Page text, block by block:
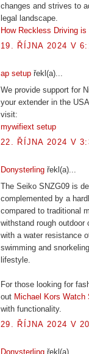
changes and strives to
legal landscape.
How Reckless Driving
19. ŘÍJNA 2024 V
ap setup řekl(a)...
We provide support for
your extender in the
visit:
mywifiext setup
22. ŘÍJNA 2024 V
Donysterling řekl(a)...
The Seiko SNZG09 is
complemented by a
compared to traditional
withstand rough outdoor
with a water resistance
swimming and
lifestyle.
For those looking for
out Michael Kors Watch
with functionality.
29. ŘÍJNA 2024 V
Donysterling řekl(a)...